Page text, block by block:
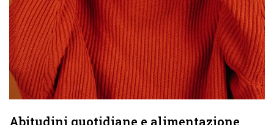
Abitudini quotidiane e alimentazione